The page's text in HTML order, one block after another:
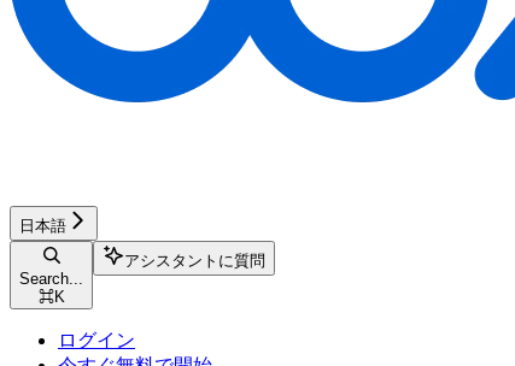
日本語
Search...
⌘K
アシスタントに質問
ログイン